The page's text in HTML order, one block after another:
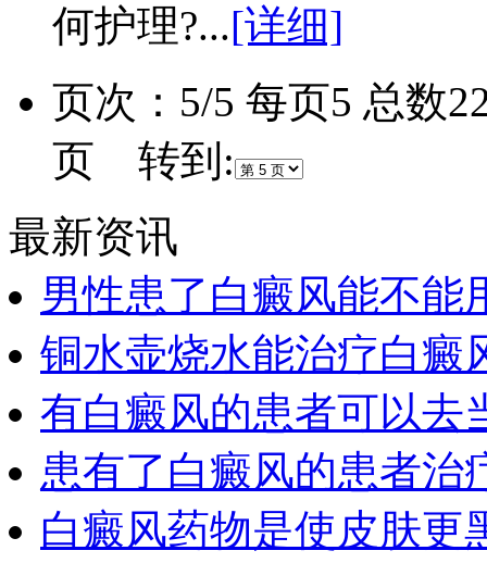
何护理?...[详细]
页次：5/5 每页5 总
页 转到:
最新资讯
男性患了白癜风能不能
铜水壶烧水能治疗白癜
有白癜风的患者可以去
患有了白癜风的患者治
白癜风药物是使皮肤更